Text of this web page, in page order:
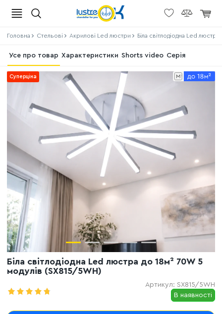
Головна Стельові Акрилові Led люстри Біла світлодіодна Led
Усе про товар Характеристики Shorts video Серія
Суперціна
Біла світлодіодна Led люстра до 18м² 70W 5
модулів (SX815/5WH)
Артикул: SX815/5WH
В наявності